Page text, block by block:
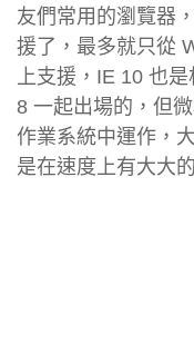
友們常用的瀏覽器
援了，最多就只從
上支援，IE 10 也
8 一起出場的，但
作業系統中運作，
是在速度上有大大